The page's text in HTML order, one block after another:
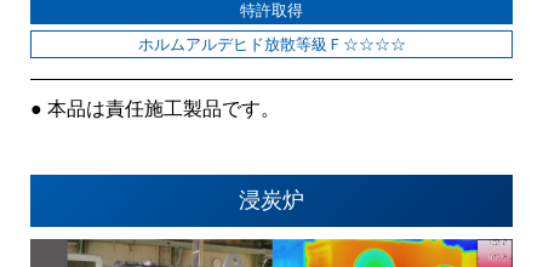
特許取得
ホルムアルデヒド放散等級Ｆ☆☆☆☆
● 本品は責任施工製品です。
浸炭炉